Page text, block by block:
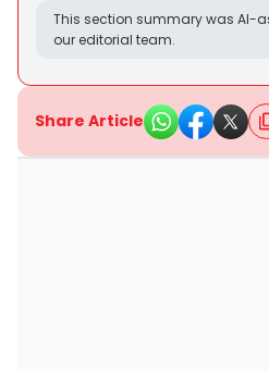
This section summary was AI-
our editorial team.
Share Article